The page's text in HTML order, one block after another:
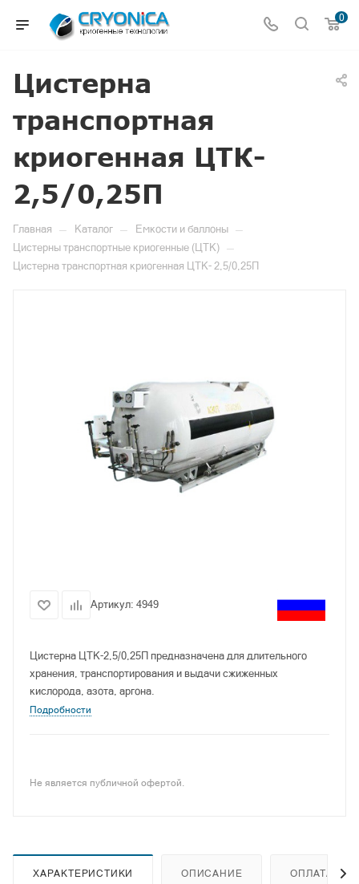
0
Цистерна
транспортная
криогенная ЦТК-
2,5/0,25П
Главная — Каталог — Емкости и баллоны —
Цистерны транспортные криогенные (ЦТК) —
Цистерна транспортная криогенная ЦТК- 2,5/0,25П
Артикул: 4949
Цистерна ЦТК-2,5/0,25П предназначена для длительного
хранения, транспортирования и выдачи сжиженных
кислорода, азота, аргона.
Подробности
Не является публичной офертой.
ХАРАКТЕРИСТИКИ ОПИСАНИЕ ОПЛАТА